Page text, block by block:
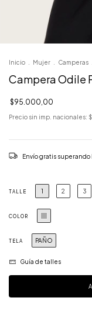
Inicio Mujer Camperas
Campera Odile
$95.000,00
Precio sin imp. nacionales:
Envío gratis superando
TALLE 1 2 3
COLOR
TELA PAÑO
Guía de talles